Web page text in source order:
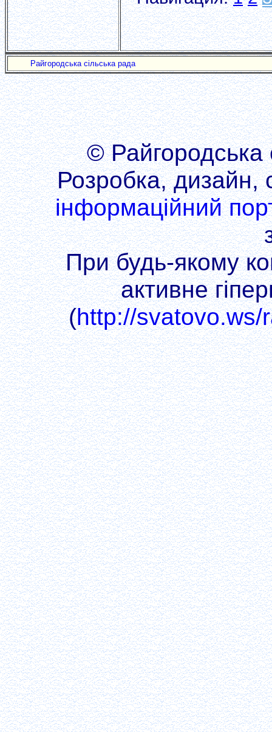
Райгородська сільська рада
© Райгородська
Розробка, дизайн,
інформаційний
При будь-якому
активне
(http://svatovo.ws/